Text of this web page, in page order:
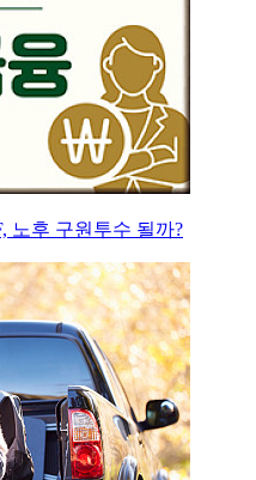
노후 구원투수 될까?